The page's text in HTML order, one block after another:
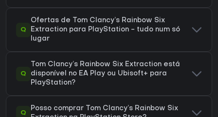
Q
Ofertas de Tom Clancy’s Rainbow Six
Extraction para PlayStation - tudo num só
lugar
Q
Tom Clancy’s Rainbow Six Extraction está
disponível no EA Play ou Ubisoft+ para
PlayStation?
Q
Posso comprar Tom Clancy’s Rainbow Six